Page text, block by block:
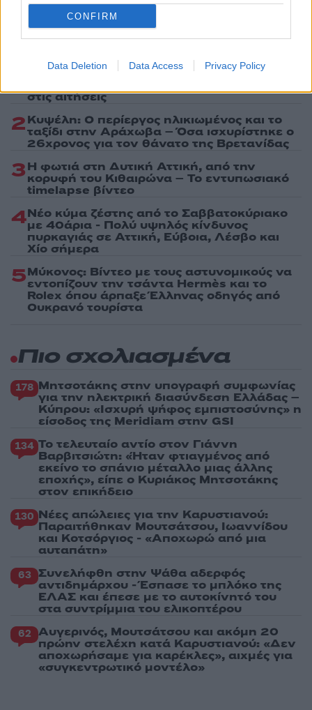
CONFIRM
Data Deletion Data Access Privacy Policy
Πιο δημοφιλή
Τουρισμός για Όλους 2026: Σήμερα ανοίγει
στις αιτήσεις
2Κυψέλη: Ο περίεργος ηλικιωμένος και το
ταξίδι στην Αράχωβα – Όσα ισχυρίστηκε ο
26χρονος για τον θάνατο της Βρετανίδας
3Η φωτιά στη Δυτική Αττική, από την
κορυφή του Κιθαιρώνα – Το εντυπωσιακό
timelapse βίντεο
4Νέο κύμα ζέστης από το Σαββατοκύριακο
με 40άρια - Πολύ υψηλός κίνδυνος
πυρκαγιάς σε Αττική, Εύβοια, Λέσβο και
Χίο σήμερα
5Μύκονος: Βίντεο με τους αστυνομικούς να
εντοπίζουν την τσάντα Hermès και το
Rolex όπου άρπαξε Έλληνας οδηγός από
Ουκρανό τουρίστα
Πιο σχολιασμένα
178 Μητσοτάκης στην υπογραφή συμφωνίας
για την ηλεκτρική διασύνδεση Ελλάδας –
Κύπρου: «Ισχυρή ψήφος εμπιστοσύνης» η
είσοδος της Meridiam στην GSI
134 Το τελευταίο αντίο στον Γιάννη
Βαρβιτσιώτη: «Ήταν φτιαγμένος από
εκείνο το σπάνιο μέταλλο μιας άλλης
εποχής», είπε ο Κυριάκος Μητσοτάκης
στον επικήδειο
130 Νέες απώλειες για την Καρυστιανού:
Παραιτήθηκαν Μουτσάτσου, Ιωαννίδου
και Κοτσόργιος - «Αποχωρώ από μια
αυταπάτη»
63 Συνελήφθη στην Ψάθα αδερφός
αντιδημάρχου - Έσπασε το μπλόκο της
ΕΛΑΣ και έπεσε με το αυτοκίνητό του
στα συντρίμμια του ελικοπτέρου
62 Αυγερινός, Μουτσάτσου και ακόμη 20
πρώην στελέχη κατά Καρυστιανού: «Δεν
αποχωρήσαμε για καρέκλες», αιχμές για
«συγκεντρωτικό μοντέλο»